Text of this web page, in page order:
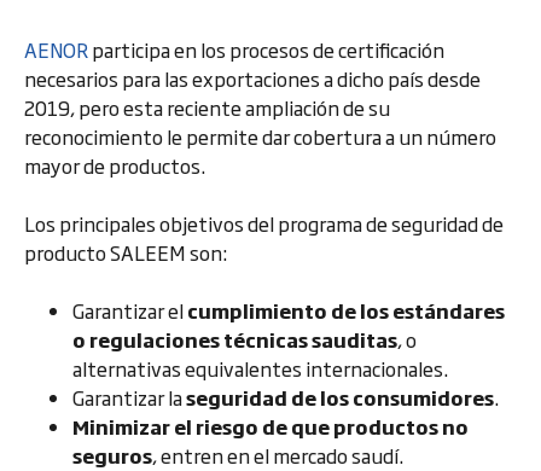
AENORparticipa en los procesos de certificación
necesarios para las exportaciones a dicho país desde
2019, pero esta reciente ampliación de su
reconocimiento le permite dar cobertura a un número
mayor de productos.
Los principales objetivos del programa de seguridad de
producto SALEEM son:
Garantizar elcumplimiento de los estándares
o regulaciones técnicas sauditas, o
alternativas equivalentes internacionales.
Garantizar laseguridad de los consumidores.
Minimizar el riesgo de que productos no
seguros, entren en el mercado saudí.